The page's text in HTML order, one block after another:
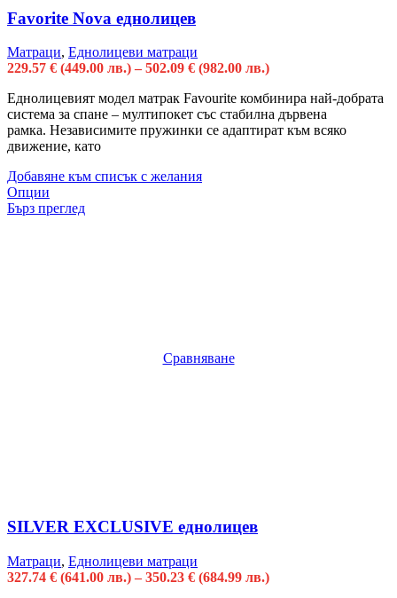
Favorite Nova еднолицев
Матраци, Еднолицеви матраци
229.57 € (449.00 лв.) – 502.09 € (982.00 лв.)
Еднолицевият модел матрак Favourite комбинира най-добрата
система за спане – мултипокет със стабилна дървена
рамка. Независимите пружинки се адаптират към всяко
движение, като
Добавяне към списък с желания
Опции
Бърз преглед
Сравняване
SILVER EXCLUSIVE еднолицев
Матраци, Еднолицеви матраци
327.74 € (641.00 лв.) – 350.23 € (684.99 лв.)